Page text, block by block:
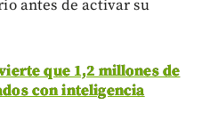
antes de activar su
que 1,2 millones de
con inteligencia